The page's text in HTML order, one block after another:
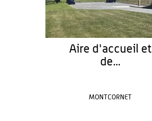
Aire d'accueil et
de...
MONTCORNET